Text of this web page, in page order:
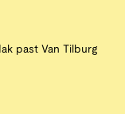
past Van Tilburg